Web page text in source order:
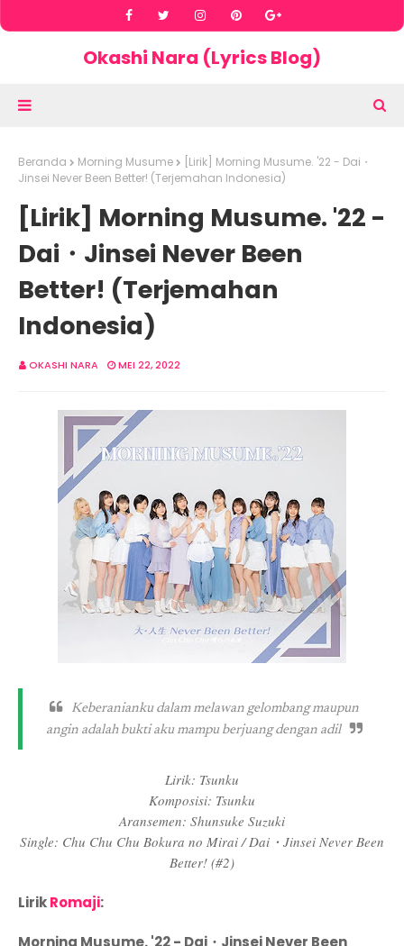
Okashi Nara (Lyrics Blog)
Beranda Morning Musume
[Lirik] Morning Musume. '22 - Dai・
Jinsei Never Been Better! (Terjemahan Indonesia)
[Lirik] Morning Musume. '22 -
Dai・Jinsei Never Been
Better! (Terjemahan
Indonesia)
OKASHI NARA MEI 22, 2022
Keberanianku dalam melawan gelombang maupun
angin adalah bukti aku mampu berjuang dengan adil
Lirik: Tsunku
Komposisi: Tsunku
Aransemen: Shunsuke Suzuki
Single: Chu Chu Chu Bokura no Mirai / Dai・Jinsei Never Been
Better! (#2)
LirikRomaji:
Morning Musume. '22 - Dai・Jinsei Never Been